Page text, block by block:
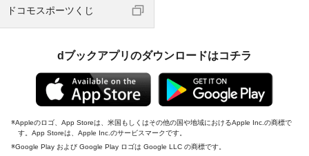
ドコモスポーツくじ
dブックアプリのダウンロードはコチラ
Appleのロゴ、App Storeは、米国もしくはその他の国や地域におけるApple Inc.の商標で
す。App Storeは、Apple Inc.のサービスマークです。
Google Play および Google Play ロゴは Google LLC の商標です。